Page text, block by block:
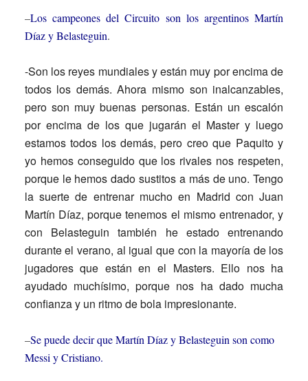
–Los campeones del Circuito son los argentinos Martín
Díaz y Belasteguin.
-Son los reyes mundiales y están muy por encima de
todos los demás. Ahora mismo son inalcanzables,
pero son muy buenas personas. Están un escalón
por encima de los que jugarán el Master y luego
estamos todos los demás, pero creo que Paquito y
yo hemos conseguido que los rivales nos respeten,
porque le hemos dado sustitos a más de uno. Tengo
la suerte de entrenar mucho en Madrid con Juan
Martín Díaz, porque tenemos el mismo entrenador, y
con Belasteguin también he estado entrenando
durante el verano, al igual que con la mayoría de los
jugadores que están en el Masters. Ello nos ha
ayudado muchísimo, porque nos ha dado mucha
confianza y un ritmo de bola impresionante.
–Se puede decir que Martín Díaz y Belasteguin son como
Messi y Cristiano.